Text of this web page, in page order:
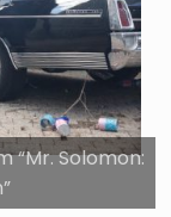
“Mr. Solomon: